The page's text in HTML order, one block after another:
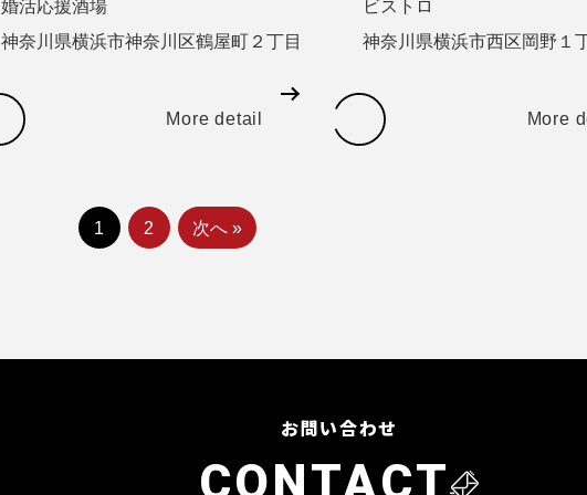
婚活応援酒場
神奈川県横浜市神奈川区鶴屋町２丁目
More detail
ビストロ
神奈川県横浜市西区岡野１
More
1 2 次へ »
お問い合わせ
CONTACT